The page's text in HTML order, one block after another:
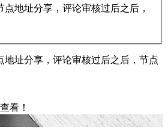
点地址分享，评论审核过后之后，
地址分享，评论审核过后之后，节点
看！